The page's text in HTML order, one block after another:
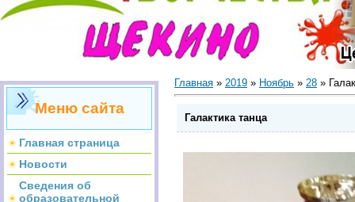
Меню сайта
Главная страница
Новости
Сведения об
образовательной
Главная » 2019 » Ноябрь » 28 »
Галактика танца